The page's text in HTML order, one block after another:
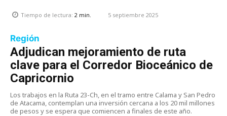
Tiempo de lectura: 2 min. 5 septiembre 2025
Región
Adjudican mejoramiento de ruta
clave para el Corredor Bioceánico de
Capricornio
Los trabajos en la Ruta 23-Ch, en el tramo entre Calama y San Pedro
de Atacama, contemplan una inversión cercana a los 20 mil millones
de pesos y se espera que comiencen a finales de este año.